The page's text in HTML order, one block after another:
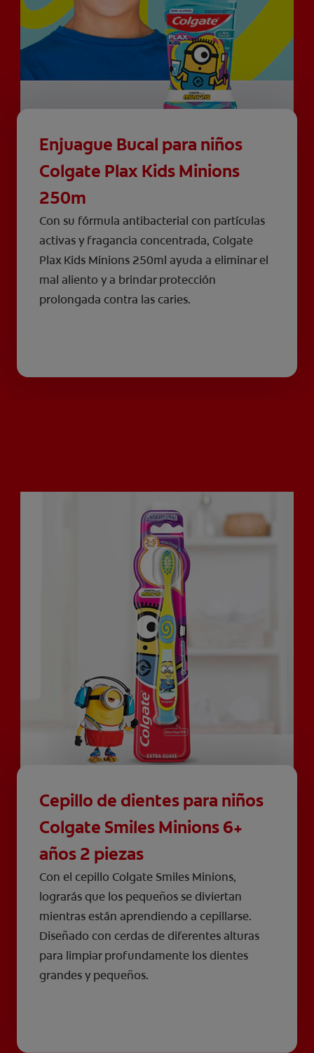
Enjuague Bucal para niños
Colgate Plax Kids Minions
250m
Con su fórmula antibacterial con partículas
activas y fragancia concentrada, Colgate
Plax Kids Minions 250ml ayuda a eliminar el
mal aliento y a brindar protección
prolongada contra las caries.
Cepillo de dientes para niños
Colgate Smiles Minions 6+
años 2 piezas
Con el cepillo Colgate Smiles Minions,
lograrás que los pequeños se diviertan
mientras están aprendiendo a cepillarse.
Diseñado con cerdas de diferentes alturas
para limpiar profundamente los dientes
grandes y pequeños.